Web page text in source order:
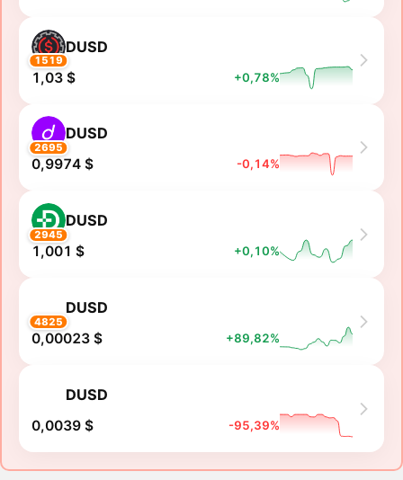
1519
DUSD
1,03 $ +0,78%
2695
DUSD
0,9974 $ -0,14%
2945
DUSD
1,001 $ +0,10%
4825
DUSD
0,00023 $ +89,82%
DUSD
0,0039 $ -95,39%